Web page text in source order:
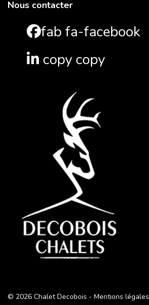
Nous contacter
fab fa-facebook
copy copy
© 2026 Chalet Decobois - Mentions légales